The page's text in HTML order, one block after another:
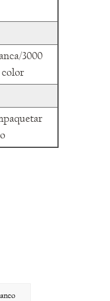
3000
color